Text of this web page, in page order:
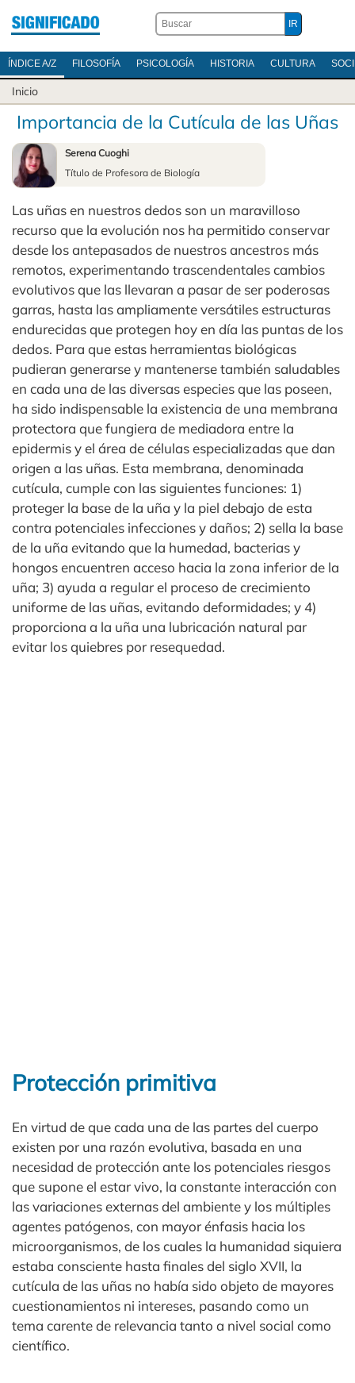
ÍNDICE A/Z FILOSOFÍA PSICOLOGÍA HISTORIA CULTURA
Inicio
Importancia de la Cutícula de las Uñas
Serena Cuoghi
Título de Profesora de Biología
Las uñas en nuestros dedos son un maravilloso
recurso que la evolución nos ha permitido conservar
desde los antepasados de nuestros ancestros más
remotos, experimentando trascendentales cambios
evolutivos que las llevaran a pasar de ser poderosas
garras, hasta las ampliamente versátiles estructuras
endurecidas que protegen hoy en día las puntas de los
dedos. Para que estas herramientas biológicas
pudieran generarse y mantenerse también saludables
en cada una de las diversas especies que las poseen,
ha sido indispensable la existencia de una membrana
protectora que fungiera de mediadora entre la
epidermis y el área de células especializadas que dan
origen a las uñas. Esta membrana, denominada
cutícula, cumple con las siguientes funciones: 1)
proteger la base de la uña y la piel debajo de esta
contra potenciales infecciones y daños; 2) sella la base
de la uña evitando que la humedad, bacterias y
hongos encuentren acceso hacia la zona inferior de la
uña; 3) ayuda a regular el proceso de crecimiento
uniforme de las uñas, evitando deformidades; y 4)
proporciona a la uña una lubricación natural par
evitar los quiebres por resequedad.
Protección primitiva
En virtud de que cada una de las partes del cuerpo
existen por una razón evolutiva, basada en una
necesidad de protección ante los potenciales riesgos
que supone el estar vivo, la constante interacción con
las variaciones externas del ambiente y los múltiples
agentes patógenos, con mayor énfasis hacia los
microorganismos, de los cuales la humanidad siquiera
estaba consciente hasta finales del siglo XVII, la
cutícula de las uñas no había sido objeto de mayores
cuestionamientos ni intereses, pasando como un
tema carente de relevancia tanto a nivel social como
científico.